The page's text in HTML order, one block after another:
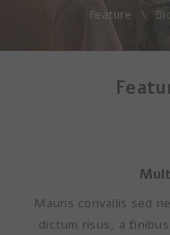
\
Feature
Mauris convallis sed
dictum risus, a